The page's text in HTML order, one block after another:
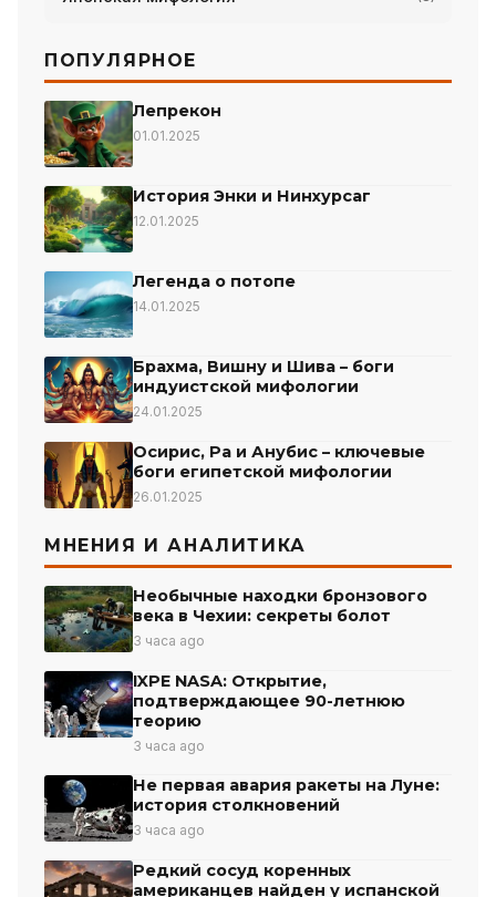
ПОПУЛЯРНОЕ
Лепрекон
01.01.2025
История Энки и Нинхурсаг
12.01.2025
Легенда о потопе
14.01.2025
Брахма, Вишну и Шива – боги
индуистской мифологии
24.01.2025
Осирис, Ра и Анубис – ключевые
боги египетской мифологии
26.01.2025
МНЕНИЯ И АНАЛИТИКА
Необычные находки бронзового
века в Чехии: секреты болот
3 часа ago
IXPE NASA: Открытие,
подтверждающее 90-летнюю
теорию
3 часа ago
Не первая авария ракеты на Луне:
история столкновений
3 часа ago
Редкий сосуд коренных
американцев найден у испанской